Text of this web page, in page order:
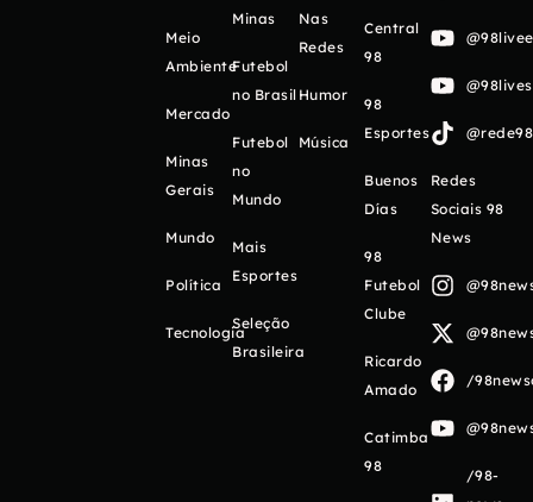
Meio
Ambiente
Mercado
Minas
Gerais
Mundo
Política
Tecnologia
Minas
Futebol
no Brasil
Futebol
no
Mundo
Mais
Esportes
Seleção
Brasileira
Nas
Redes
Humor
Música
Central
98
98
Esportes
Buenos
Días
98
Futebol
Clube
Ricardo
Amado
Catimba
98
Redes
Sociais 98
News
/
/98-